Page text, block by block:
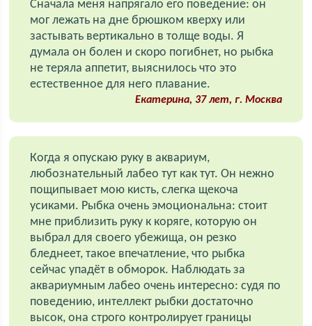
Сначала меня напрягало его поведение: он
мог лежать на дне брюшком кверху или
застывать вертикально в толще воды. Я
думала он болен и скоро погибнет, но рыбка
не теряла аппетит, выяснилось что это
естественное для него плавание.
Екатерина, 37 лет, г. Москва
Когда я опускаю руку в аквариум,
любознательный лабео тут как тут. Он нежно
пощипывает мою кисть, слегка щекоча
усиками. Рыбка очень эмоциональна: стоит
мне приблизить руку к коряге, которую он
выбрал для своего убежища, он резко
бледнеет, такое впечатление, что рыбка
сейчас упадёт в обморок. Наблюдать за
аквариумным лабео очень интересно: судя по
поведению, интеллект рыбки достаточно
высок, она строго контролирует границы